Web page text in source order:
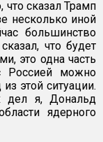
что сказал Трамп
несколько иной
большинство
что будет
это одна часть
Россией можно
этой ситуации.
дел я, Дональд
ядерного